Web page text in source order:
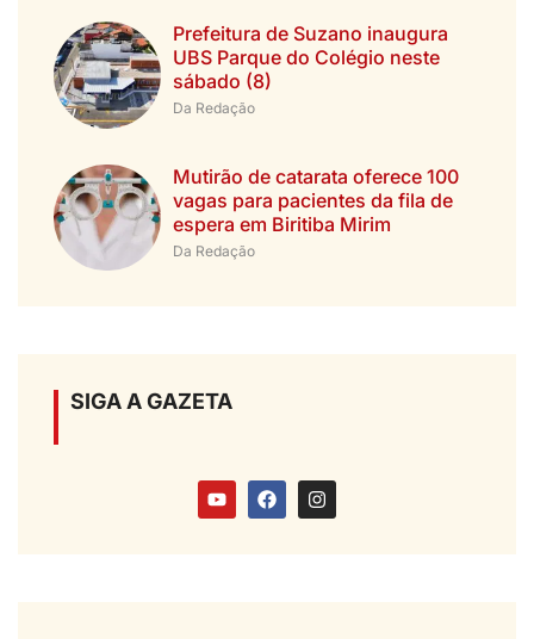
Prefeitura de Suzano inaugura
UBS Parque do Colégio neste
sábado (8)
Da Redação
Mutirão de catarata oferece 100
vagas para pacientes da fila de
espera em Biritiba Mirim
Da Redação
SIGA A GAZETA